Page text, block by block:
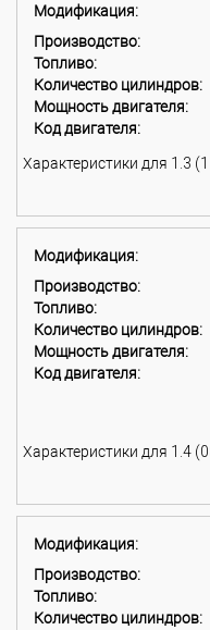
Модификация:
Производство:
Топливо:
Количество цилиндров:
Мощность двигателя:
Код двигателя:
Характеристики для 1.3
Модификация:
Производство:
Топливо:
Количество цилиндров:
Мощность двигателя:
Код двигателя:
Характеристики для 1.4
Модификация:
Производство:
Топливо:
Количество цилиндров: